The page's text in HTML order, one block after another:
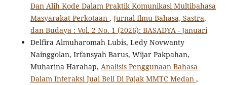
Dan Alih Kode Dalam Praktik Komunikasi Multibahasa
Masyarakat Perkotaan , Jurnal Ilmu Bahasa, Sastra,
dan Budaya : Vol. 2 No. 1 (2026): BASADYA - Januari
Delfira Almuharomah Lubis, Ledy Novwanty
Nainggolan, Irfansyah Barus, Wijar Pakpahan,
Muharina Harahap, Analisis Penggunaan Bahasa
Dalam Interaksi Jual Beli Di Pajak MMTC Medan ,